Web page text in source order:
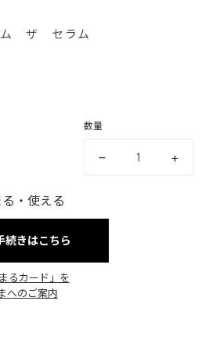
ム ザ セラム
数量
る・使える
続きはこちら
まるカード」を
へのご案内